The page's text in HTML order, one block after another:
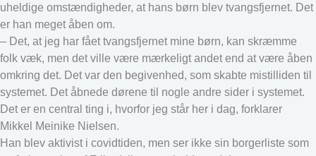
uheldige omstændigheder, at hans børn blev tvangsfjernet. Det
er han meget åben om.
– Det, at jeg har fået tvangsfjernet mine børn, kan skræmme
folk væk, men det ville være mærkeligt andet end at være åben
omkring det. Det var den begivenhed, som skabte mistilliden til
systemet. Det åbnede dørene til nogle andre sider i systemet.
Det er en central ting i, hvorfor jeg står her i dag, forklarer
Mikkel Meinike Nielsen.
Han blev aktivist i covidtiden, men ser ikke sin borgerliste som